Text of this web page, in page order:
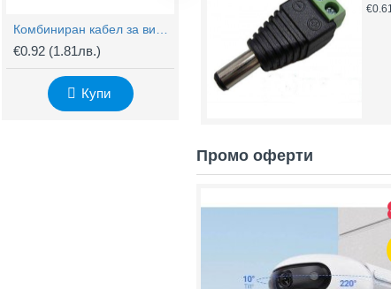
€0.92 (1.81лв.)
Купи
BNC Kонектор с Винт
(1.20лв.)
€0.61
Промо оферти